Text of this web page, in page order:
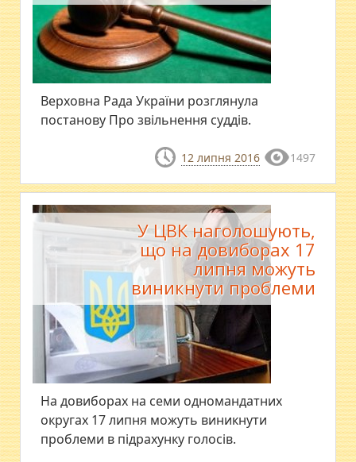
Верховна Рада України розглянула
постанову Про звільнення суддів.
12 липня 2016 1497
У ЦВК наголошують,
що на довиборах 17
липня можуть
виникнути проблеми
На довиборах на семи одномандатних
округах 17 липня можуть виникнути
проблеми в підрахунку голосів.